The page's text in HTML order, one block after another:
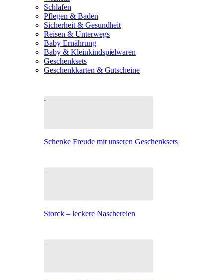
Schlafen
Pflegen & Baden
Sicherheit & Gesundheit
Reisen & Unterwegs
Baby Ernährung
Baby & Kleinkindspielwaren
Geschenksets
Geschenkkarten & Gutscheine
Schenke Freude mit unseren Geschenksets
Storck – leckere Naschereien